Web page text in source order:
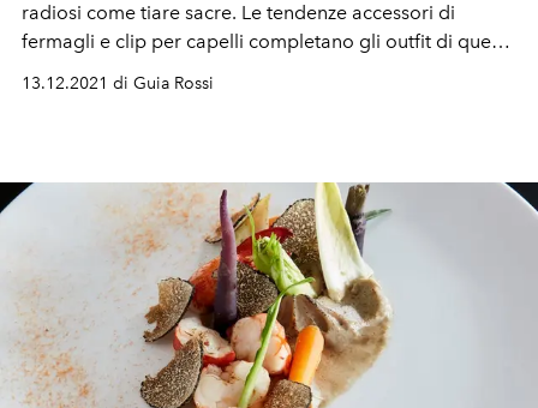
radiosi come tiare sacre. Le tendenze accessori di
fermagli e clip per capelli completano gli outfit di questa
party-season
13.12.2021 di Guia Rossi